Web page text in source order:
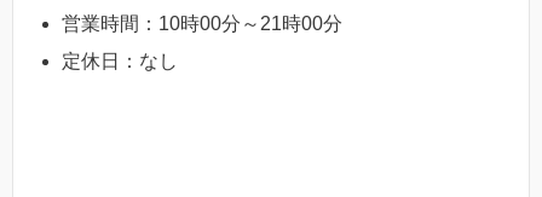
営業時間：10時00分～21時00分
定休日：なし